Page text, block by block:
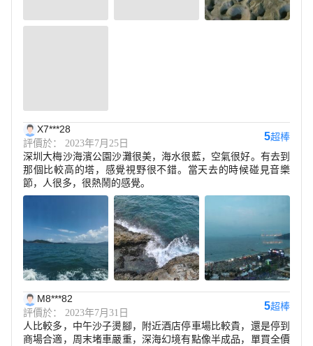
X7***28
評價於： 2023年7月25日
5超棒
深圳大梅沙海濱公園沙灘很美，海水很藍，空氣很好。有去到
那個比較高的塔，感覺視野很不錯。當天去的時候碰見音樂
節，人很多，很熱鬧的感覺。
M8***82
評價於： 2023年7月31日
5超棒
人比較多，中午沙子燙腳，附近酒店停車場比較貴，還是停到
商場合適，周末堵車嚴重，深海幻境有點像半成品，單買全價